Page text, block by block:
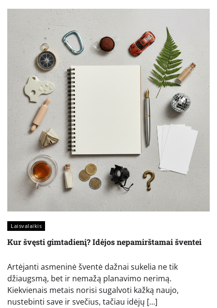
Laisvalaikis
Kur švęsti gimtadienį? Idėjos nepamirštamai šventei
Artėjanti asmeninė šventė dažnai sukelia ne tik
džiaugsmą, bet ir nemažą planavimo nerimą.
Kiekvienais metais norisi sugalvoti kažką naujo,
nustebinti save ir svečius, tačiau idėjų […]